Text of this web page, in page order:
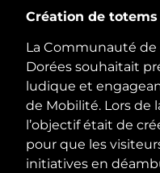
Création de
La Communauté
Dorées souhaitait
ludique et
de Mobilité. Lors de
l’objectif était de
pour que les
initiatives en